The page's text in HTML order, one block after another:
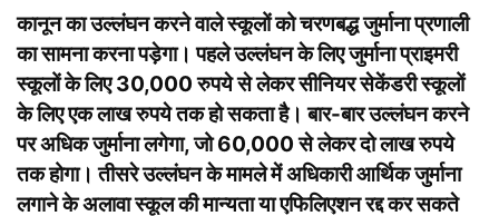
कानून का उल्लंघन करने वाले स्कूलों को चरणबद्ध जुर्माना प्रणाली
का सामना करना पड़ेगा। पहले उल्लंघन के लिए जुर्माना प्राइमरी
स्कूलों के लिए 30,000 रुपये से लेकर सीनियर सेकेंडरी स्कूलों
के लिए एक लाख रुपये तक हो सकता है। बार-बार उल्लंघन करने
पर अधिक जुर्माना लगेगा, जो 60,000 से लेकर दो लाख रुपये
तक होगा। तीसरे उल्लंघन के मामले में अधिकारी आर्थिक जुर्माना
लगाने के अलावा स्कूल की मान्यता या एफिलिएशन रद्द कर सकते